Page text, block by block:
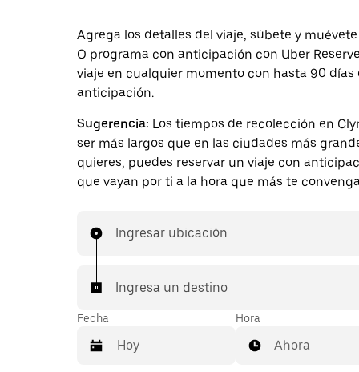
Agrega los detalles del viaje, súbete y
O programa con anticipación con Uber
viaje en cualquier momento con hasta 90 días
anticipación.
Sugerencia: Los tiempos de recolección en
ser más largos que en las ciudades más
quieres, puedes reservar un viaje con
que vayan por ti a la hora que más te
Ingresar ubicación
Ingresa un destino
Fecha Hora
Ahora